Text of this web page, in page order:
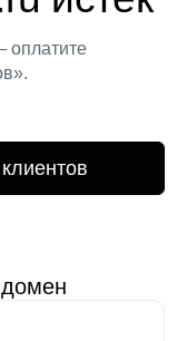
оплатите
домен